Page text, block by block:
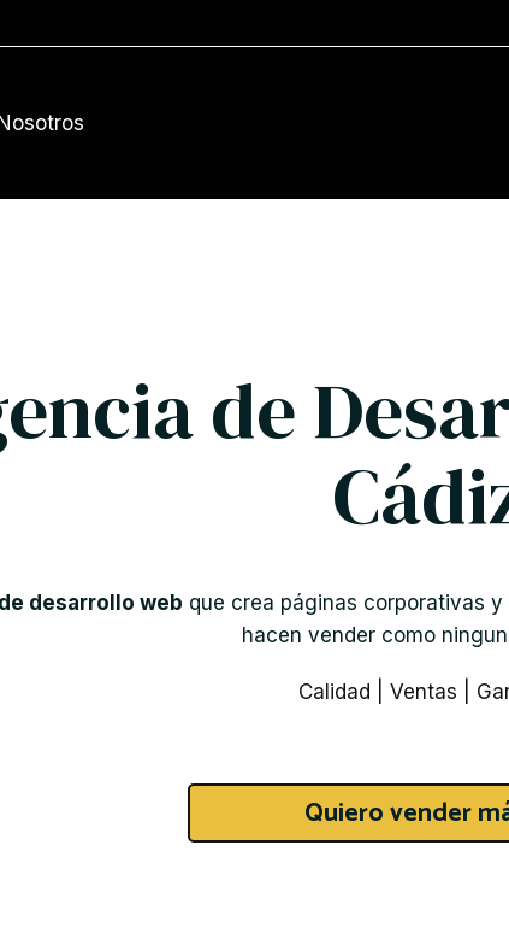
de
desarrollo web que crea páginas corporativas
hacen vender como
Calidad | Ventas |
Quiero vender